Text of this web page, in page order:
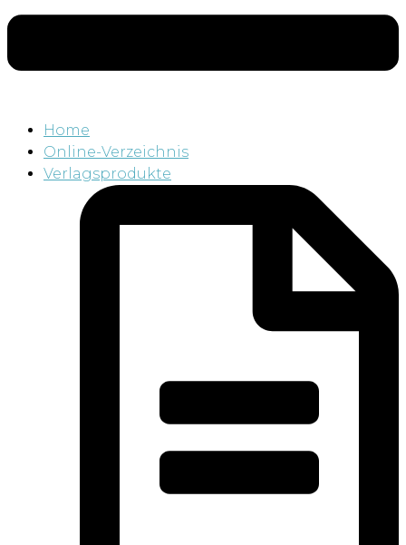
Home
Online-Verzeichnis
Verlagsprodukte